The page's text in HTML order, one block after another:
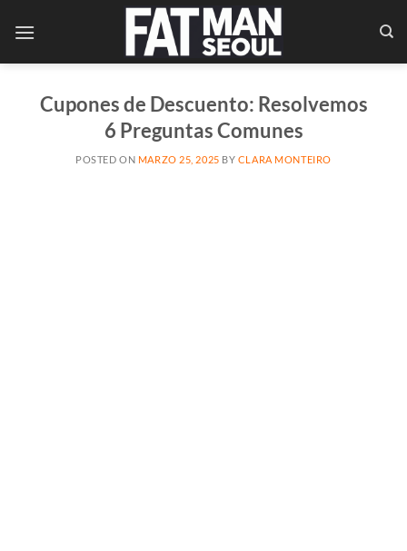
Cupones de Descuento: Resolvemos
6 Preguntas Comunes
POSTED ON MARZO 25, 2025 BY CLARA MONTEIRO